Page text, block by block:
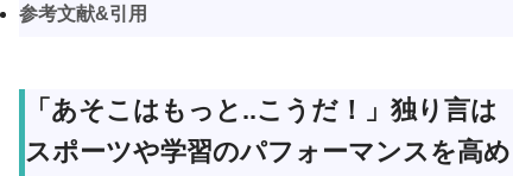
参考文献&引用
「あそこはもっと..こうだ！」独り言は
スポーツや学習のパフォーマンスを高め